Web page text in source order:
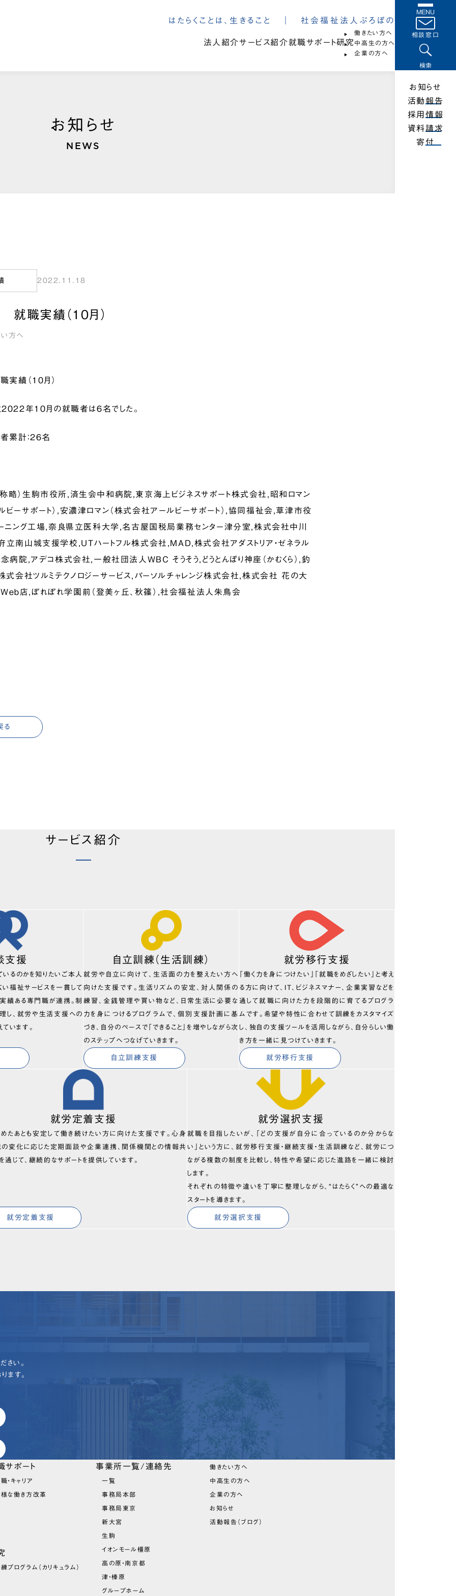
はたらくことは、生きること ｜ 社会福祉法人ぷろぼの
法人紹介サービス紹介就職サポート研究
働きたい方へ
中高生の方へ
企業の方へ
お知らせ
NEWS
2022.11.18
職実績（10月）
方へ
績（10月）
年10月の就職者は6名でした。
累計：26名
略）生駒市役所,済生会中和病院,東京海上ビジネスサポート株式会社,昭和ロマン
ビーサポート）,安濃津ロマン（株式会社アールビーサポート）,協同福祉会,草津市役
ニング工場,奈良県立医科大学,名古屋国税局業務センター津分室,株式会社中川
南山城支援学校,UTハートフル株式会社,MAD,株式会社アダストリア・ゼネラル
病院,アデコ株式会社,一般社団法人WBC そうそう,どうとんぼり神座（かむくら）,釣
式会社ツルミテクノロジーサービス,パーソルチャレンジ株式会社,株式会社 花の大
店,ぽれぽれ学園前（登美ヶ丘、秋篠）,社会福祉法人朱鳥会
る
サービス紹介
支援
るのかを知りたいご本人
福祉サービスを一貫して
績ある専門職が連携。制
し、就労や生活支援への
います。
自立訓練（生活訓練）
就労や自立に向けて、生活面の力を整えたい方へ
向けた支援です。生活リズムの安定、対人関係の
練習、金銭管理や買い物など、日常生活に必要な
力を身につけるプログラムで、個別支援計画に基
づき、自分のペースで「できること」を増やしながら次
のステップへつなげていきます。
自立訓練支援
就労移行支援
「働く力を身につけたい」「就職をめざしたい」と考え
る方に向けて、IT、ビジネスマナー、企業実習などを
通して就職に向けた力を段階的に育てるプログラ
ムです。希望や特性に合わせて訓練をカスタマイズ
し、独自の支援ツールを活用しながら、自分らしい働
き方を一緒に見つけていきます。
就労移行支援
就労定着支援
たあとも安定して働き続けたい方に向けた支援です。心身
変化に応じた定期面談や企業連携、関係機関との情報共
通じて、継続的なサポートを提供しています。
就労定着支援
就労選択支援
就職を目指したいが、「どの支援が自分に合っているのか分からな
い」という方に、就労移行支援・継続支援・生活訓練など、就労につ
ながる複数の制度を比較し、特性や希望に応じた進路を一緒に検討
します。
それぞれの特徴や違いを丁寧に整理しながら、“はたらく”への最適な
スタートを導きます。
就労選択支援
さい。
ます。
MENU
相談窓口
検索
お知らせ
活動報告
採用情報
資料請求
寄付
サポート
・キャリア
な働き方改革
プログラム （カリキュラム）
事業所一覧/連絡先
一覧
事務局本部
事務局東京
新大宮
生駒
イオンモール橿原
高の原・南京都
津・榛原
グループホーム
働きたい方へ
中高生の方へ
企業の方へ
お知らせ
活動報告（ブログ）